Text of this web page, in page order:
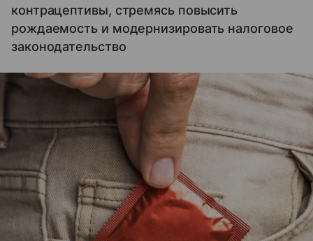
контрацептивы, стремясь повысить
рождаемость и модернизировать налоговое
законодательство